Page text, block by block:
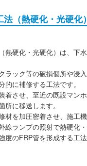
（熱硬化・光硬化）
熱硬化・光硬化）は、下
ラック等の破損個所や浸
的に補修する工法です。
着させ、至近の既設マン
所に移送します。
材を加圧密着させ、施工
線ランプの照射で熱硬化
度のFRP管を形成する工法